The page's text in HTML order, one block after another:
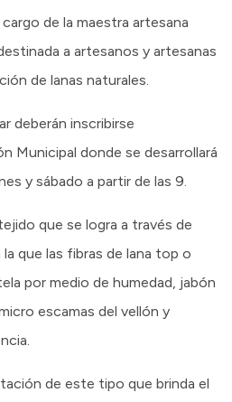
de la maestra artesana
a artesanos y artesanas
de lanas naturales.
deberán inscribirse
Municipal donde se desarrollará
y sábado a partir de las 9.
que se logra a través de
que las fibras de lana top o
por medio de humedad, jabón
escamas del vellón y
de este tipo que brinda el